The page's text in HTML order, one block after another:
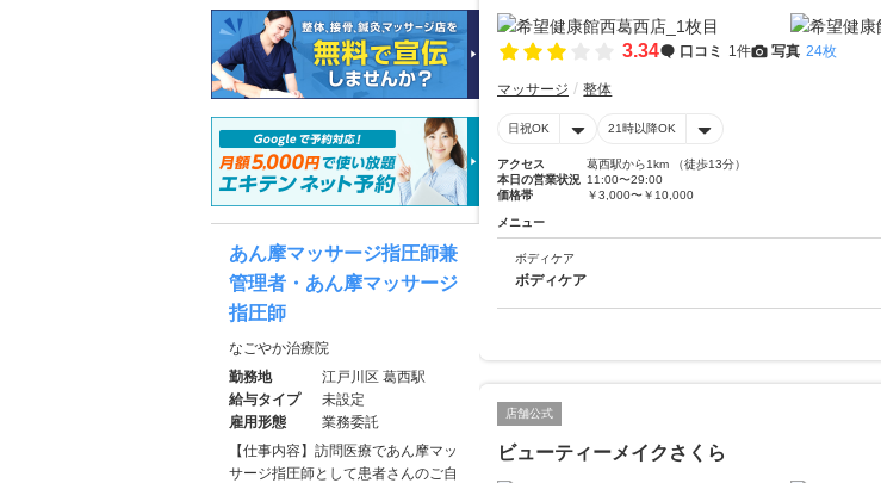
3.34 口コミ 1件 写真 24枚
マッサージ 整体
日祝OK 21時以降OK
アクセス
葛西駅から1km （徒歩13分）
本日の営業状況 11:00〜29:00
価格帯
￥3,000〜￥10,000
メニュー
ボディケア
ボディケア
店舗公式
ビューティーメイクさくら
あん摩マッサージ指圧師兼
管理者・あん摩マッサージ
指圧師
なごやか治療院
勤務地
江戸川区 葛西駅
給与タイプ
未設定
雇用形態
業務委託
【仕事内容】訪問医療であん摩マッ
サージ指圧師として患者さんのご自